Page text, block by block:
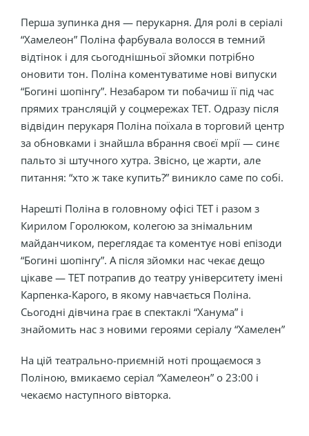
Перша зупинка дня — перукарня. Для ролі в серіалі
“Хамелеон” Поліна фарбувала волосся в темний
відтінок і для сьогоднішньої зйомки потрібно
оновити тон. Поліна коментуватиме нові випуски
“Богині шопінгу”. Незабаром ти побачиш її під час
прямих трансляцій у соцмережах ТЕТ. Одразу після
відвідин перукаря Поліна поїхала в торговий центр
за обновками і знайшла вбрання своєї мрії — синє
пальто зі штучного хутра. Звісно, це жарти, але
питання: “хто ж таке купить?” виникло саме по собі.
Нарешті Поліна в головному офісі ТЕТ і разом з
Кирилом Горолюком, колегою за знімальним
майданчиком, переглядає та коментує нові епізоди
“Богині шопінгу”. А після зйомки нас чекає дещо
цікаве — ТЕТ потрапив до театру університету імені
Карпенка-Карого, в якому навчається Поліна.
Сьогодні дівчина грає в спектаклі “Ханума” і
знайомить нас з новими героями серіалу “Хамелен”
На цій театрально-приємній ноті прощаємося з
Поліною, вмикаємо серіал “Хамелеон” о 23:00 і
чекаємо наступного вівторка.